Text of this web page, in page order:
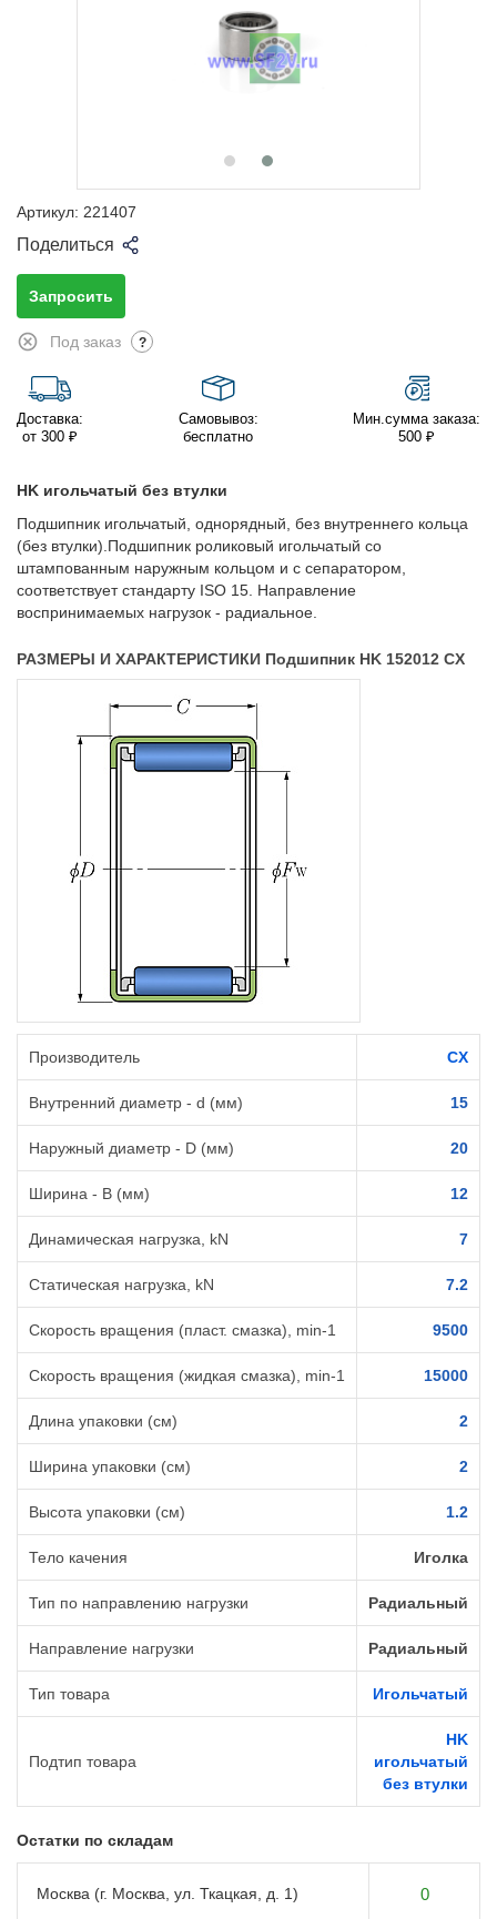
Артикул: 221407
Поделиться
Запросить
Под заказ ?
Доставка:
от 300 ₽
Самовывоз:
бесплатно
Мин.сумма заказа:
500 ₽
HK игольчатый без втулки
Подшипник игольчатый, однорядный, без внутреннего кольца
(без втулки).Подшипник роликовый игольчатый со
штампованным наружным кольцом и с сепаратором,
соответствует стандарту ISO 15. Направление
воспринимаемых нагрузок - радиальное.
РАЗМЕРЫ И ХАРАКТЕРИСТИКИ Подшипник HK 152012 CX
Производитель CX
Внутренний диаметр - d (мм) 15
Наружный диаметр - D (мм) 20
Ширина - B (мм) 12
Динамическая нагрузка, kN 7
Статическая нагрузка, kN 7.2
Скорость вращения (пласт. смазка), min-1 9500
Скорость вращения (жидкая смазка), min-1 15000
Длина упаковки (см) 2
Ширина упаковки (см) 2
Высота упаковки (см) 1.2
Тело качения Иголка
Тип по направлению нагрузки Радиальный
Направление нагрузки Радиальный
Тип товара Игольчатый
Подтип товара
HK
игольчатый
без втулки
Остатки по складам
Москва (г. Москва, ул. Ткацкая, д. 1) 0